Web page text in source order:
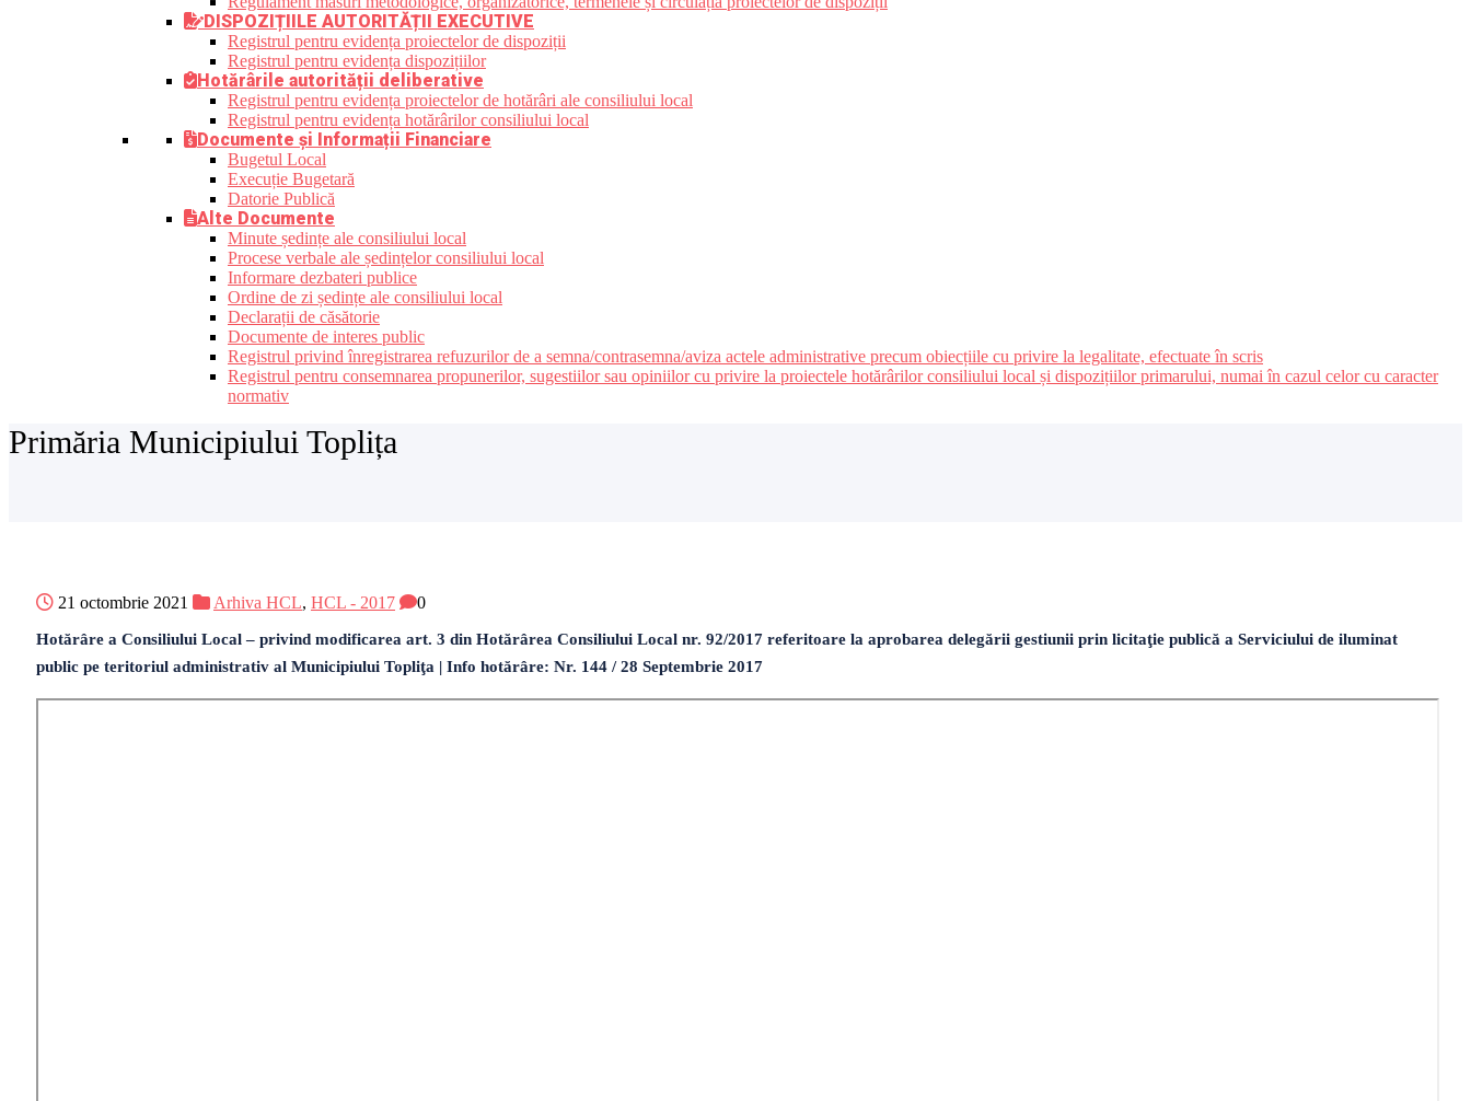
DISPOZIȚIILE AUTORITĂȚII EXECUTIVE
Registrul pentru evidența proiectelor de dispoziții
Registrul pentru evidența dispozițiilor
Hotărârile autorității deliberative
Registrul pentru evidența proiectelor de hotărâri ale consiliului local
Registrul pentru evidența hotărârilor consiliului local
Documente și Informații Financiare
Bugetul Local
Execuție Bugetară
Datorie Publică
Alte Documente
Minute ședințe ale consiliului local
Procese verbale ale ședințelor consiliului local
Informare dezbateri publice
Ordine de zi ședințe ale consiliului local
Declarații de căsătorie
Documente de interes public
Registrul privind înregistrarea refuzurilor de a semna/contrasemna/aviza actele administrative precum obiecțiile cu privire la legalitate, efectuate în scris
Registrul pentru consemnarea propunerilor, sugestiilor sau opiniilor cu privire la proiectele hotărârilor consiliului local și dispozițiilor primarului, numai în cazul celor cu caracter
normativ
Primăria Municipiului Toplița
21 octombrie 2021 Arhiva HCL, HCL - 2017 0
Hotărâre a Consiliului Local – privind modificarea art. 3 din Hotărârea Consiliului Local nr. 92/2017 referitoare la aprobarea delegării gestiunii prin licitaţie publică a Serviciului de iluminat
public pe teritoriul administrativ al Municipiului Topliţa | Info hotărâre: Nr. 144 / 28 Septembrie 2017